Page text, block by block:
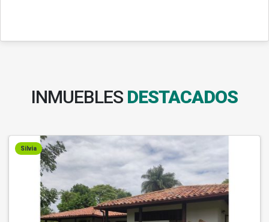
INMUEBLES DESTACADOS
Silvia